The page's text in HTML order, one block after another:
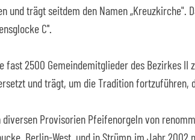
und trägt seitdem den Namen „Kreuzkirche".
C''.
fast 2500 Gemeindemitglieder des Bezirkes
und trägt, um die Tradition fortzuführen,
Provisorien Pfeifenorgeln von
Berlin-West, und in Strümp im Jahr 2002